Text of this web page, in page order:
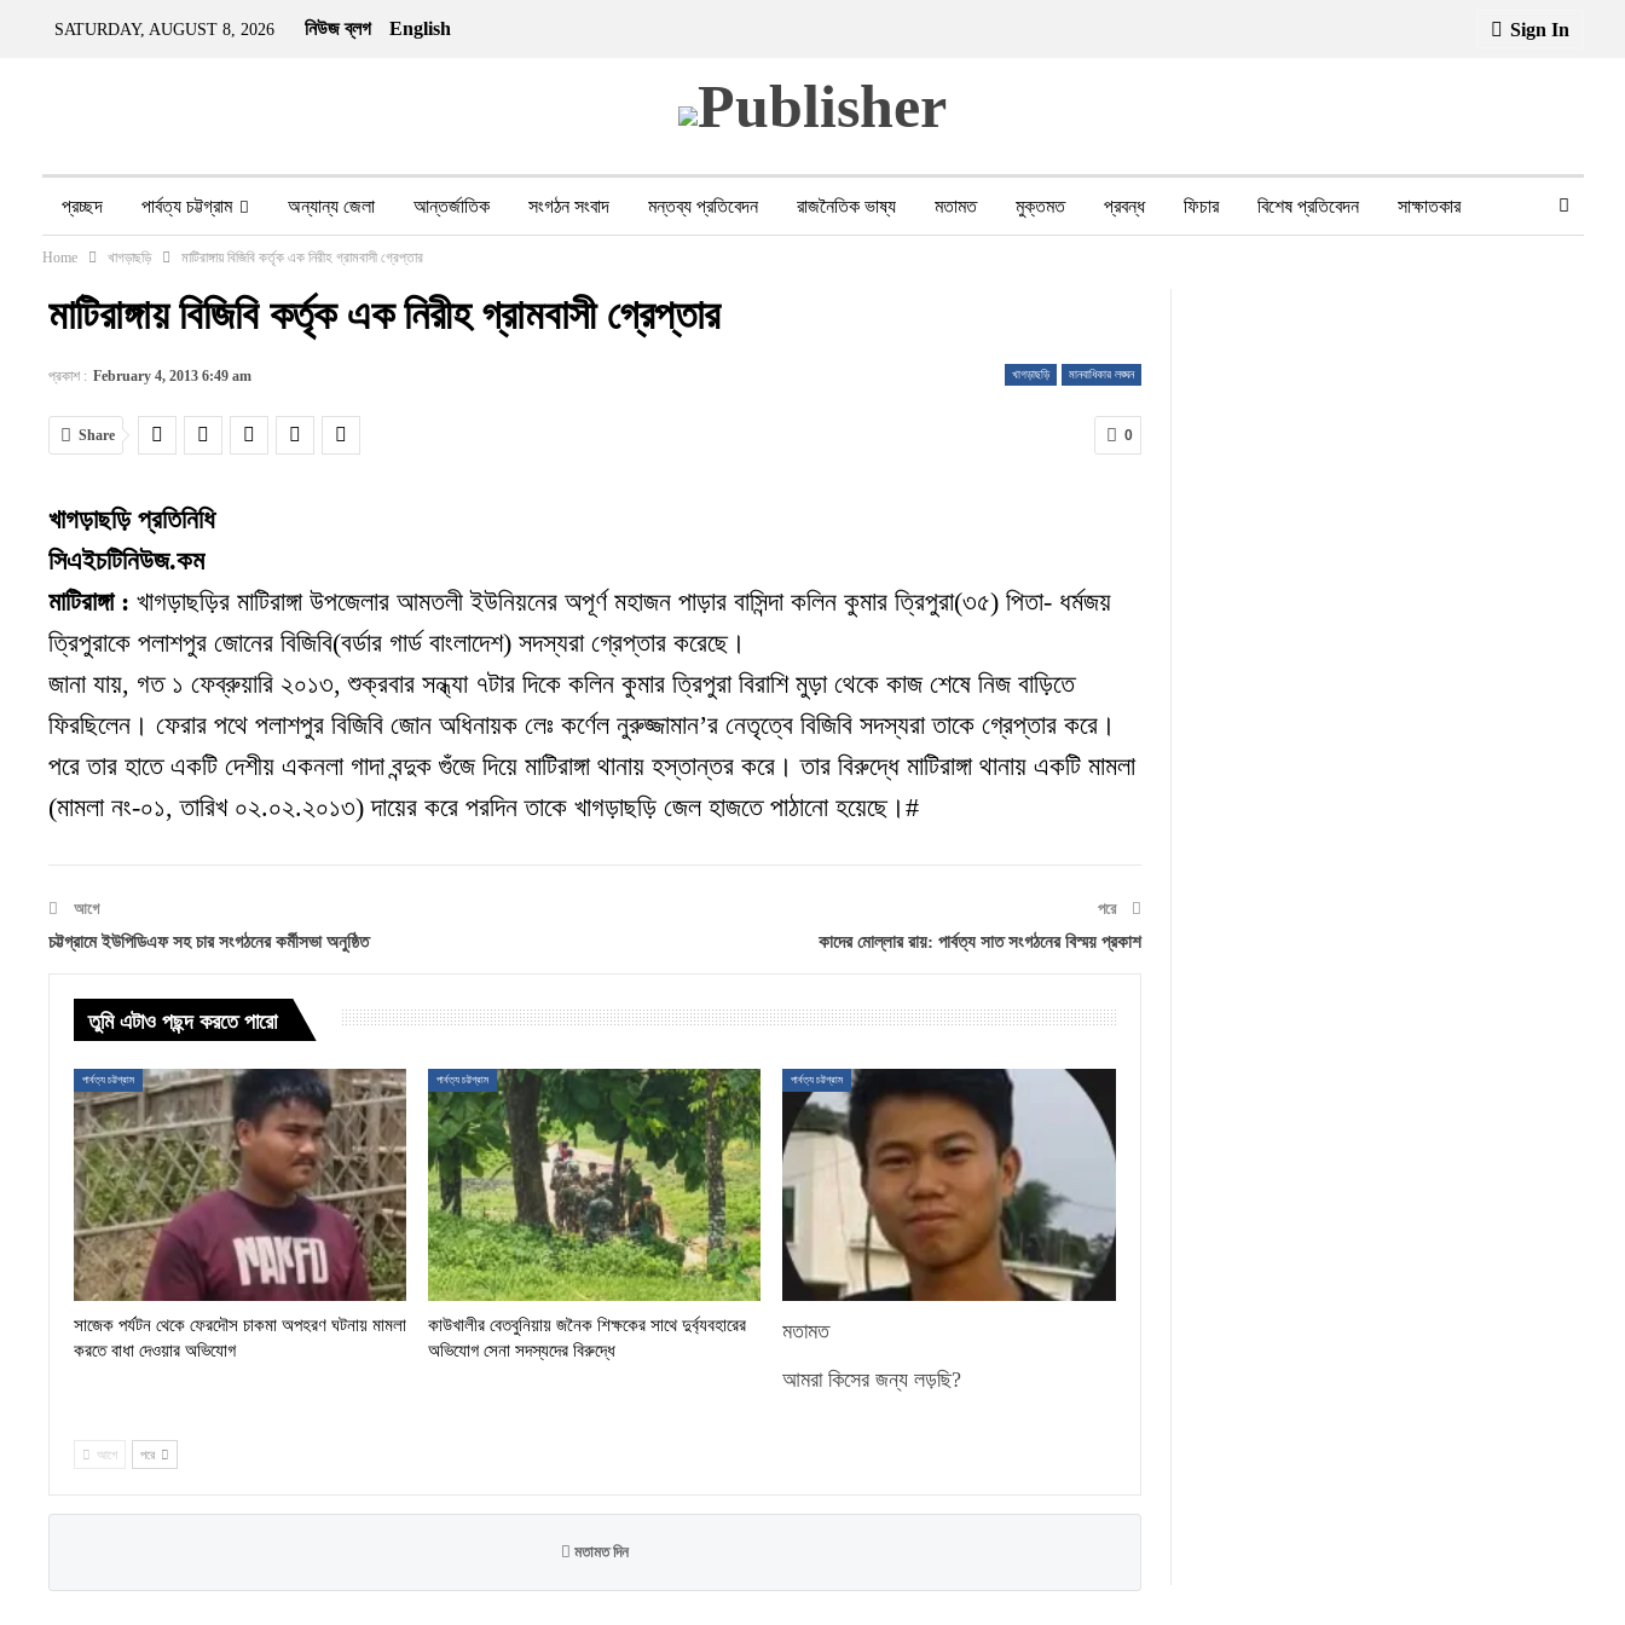
Sign In
SATURDAY, AUGUST 8, 2026 নিউজ ব্লগ English
প্রচ্ছদ পার্বত্য চট্টগ্রাম অন্যান্য জেলা আন্তর্জাতিক সংগঠন সংবাদ মন্তব্য প্রতিবেদন রাজনৈতিক ভাষ্য মতামত মুক্তমত প্রবন্ধ ফিচার বিশেষ প্রতিবেদন সাক্ষাতকার
অন্য মিডিয়া ইতিহাস জীবন-যাপন তথ্য প্রযুক্তি
Home খাগড়াছড়ি মাটিরাঙ্গায় বিজিবি কর্তৃক এক নিরীহ গ্রামবাসী গ্রেপ্তার
মাটিরাঙ্গায় বিজিবি কর্তৃক এক নিরীহ গ্রামবাসী গ্রেপ্তার
খাগড়াছড়ি মানবাধিকার লঙ্ঘন
প্রকাশ : February 4, 2013 6:49 am
0
Share
খাগড়াছড়ি প্রতিনিধি
সিএইচটিনিউজ.কম
মাটিরাঙ্গা : খাগড়াছড়ির মাটিরাঙ্গা উপজেলার আমতলী ইউনিয়নের অপূর্ণ মহাজন পাড়ার বাসিন্দা কলিন কুমার ত্রিপুরা(৩৫) পিতা- ধর্মজয়
ত্রিপুরাকে পলাশপুর জোনের বিজিবি(বর্ডার গার্ড বাংলাদেশ) সদস্যরা গ্রেপ্তার করেছে।
জানা যায়, গত ১ ফেব্রুয়ারি ২০১৩,শুক্রবার সন্ধ্যা ৭টার দিকে কলিন কুমার ত্রিপুরা বিরাশি মুড়া থেকে কাজ শেষে নিজ বাড়িতে
ফিরছিলেন। ফেরার পথে পলাশপুর বিজিবি জোন অধিনায়ক লেঃ কর্ণেল নুরুজ্জামান’র নেতৃত্বে বিজিবি সদস্যরা তাকে গ্রেপ্তার করে।
পরে তার হাতে একটি দেশীয় একনলা গাদা বন্দুক গুঁজে দিয়ে মাটিরাঙ্গা থানায় হস্তান্তর করে।তার বিরুদ্ধে মাটিরাঙ্গা থানায় একটি মামলা
(মামলা নং-০১,তারিখ ০২.০২.২০১৩) দায়ের করে পরদিন তাকে খাগড়াছড়ি জেল হাজতে পাঠানো হয়েছে। #
আগে
চট্টগ্রামে ইউপিডিএফ সহ চার সংগঠনের কর্মীসভা অনুষ্ঠিত
পরে
কাদের মোল্লার রায়: পার্বত্য সাত সংগঠনের বিস্ময় প্রকাশ
তুমি এটাও পছন্দ করতে পারো
পার্বত্য চট্টগ্রাম
সাজেক পর্যটন থেকে ফেরদৌস চাকমা অপহরণ ঘটনায় মামলা
করতে বাধা দেওয়ার অভিযোগ
পার্বত্য চট্টগ্রাম
কাউখালীর বেতবুনিয়ায় জনৈক শিক্ষকের সাথে দুর্ব্যবহারের
অভিযোগ সেনা সদস্যদের বিরুদ্ধে
পার্বত্য চট্টগ্রাম
মতামত
আমরা কিসের জন্য লড়ছি?
আগে পরে
মতামত দিন